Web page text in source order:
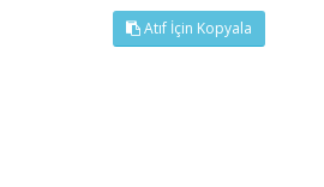
Atıf İçin Kopyala